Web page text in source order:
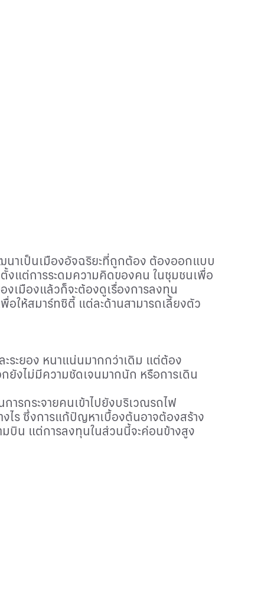
นาเป็นเมืองอัจฉริยะที่ถูกต้อง ต้องออกแบบ
งแต่การระดมความคิดของคน ในชุมชนเพื่อ
งเมืองแล้วก็จะต้องดูเรื่องการลงทุน
อให้สมาร์ทซิตี้ แต่ละด้านสามารถเลี้ยงตัว
ระยอง หนาแน่นมากกว่าเดิม แต่ต้อง
ยังไม่มีความชัดเจนมากนัก หรือการเดิน
รกระจายคนเข้าไปยังบริเวณรถไฟ
ไร ซึ่งการแก้ปัญหาเบื้องต้นอาจต้องสร้าง
มบิน แต่การลงทุนในส่วนนี้จะค่อนข้างสูง